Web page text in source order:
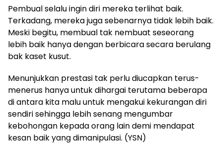
Pembual selalu ingin diri mereka terlihat baik.
Terkadang, mereka juga sebenarnya tidak lebih baik.
Meski begitu, membual tak nembuat seseorang
lebih baik hanya dengan berbicara secara berulang
bak kaset kusut.
Menunjukkan prestasi tak perlu diucapkan terus-
menerus hanya untuk dihargai terutama beberapa
di antara kita malu untuk mengakui kekurangan diri
sendiri sehingga lebih senang mengumbar
kebohongan kepada orang lain demi mendapat
kesan baik yang dimanipulasi. (YSN)